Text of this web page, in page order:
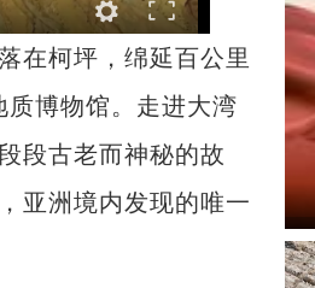
在柯坪，绵延百公里
博物馆。走进大湾
段古老而神秘的故
亚洲境内发现的唯一